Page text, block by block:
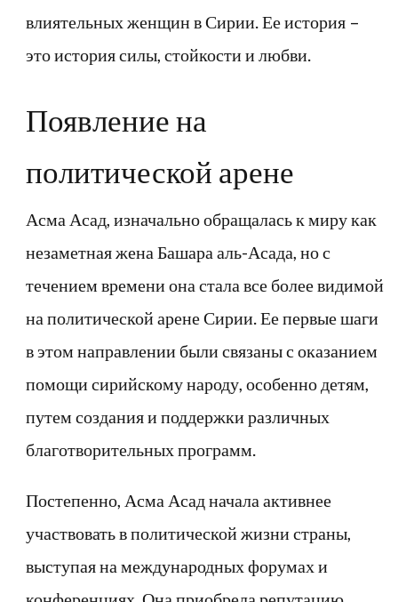
влиятельных женщин в Сирии. Ее история –
это история силы, стойкости и любви.
Появление на
политической арене
Асма Асад, изначально обращалась к миру как
незаметная жена Башара аль-Асада, но с
течением времени она стала все более видимой
на политической арене Сирии. Ее первые шаги
в этом направлении были связаны с оказанием
помощи сирийскому народу, особенно детям,
путем создания и поддержки различных
благотворительных программ.
Постепенно, Асма Асад начала активнее
участвовать в политической жизни страны,
выступая на международных форумах и